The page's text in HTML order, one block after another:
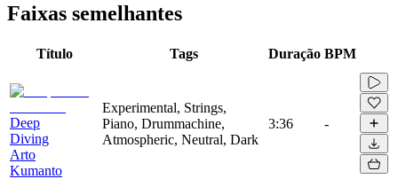
Faixas semelhantes
Título Tags Duração BPM
Deep
Diving
Arto
Kumanto
Experimental, Strings,
Piano, Drummachine,
Atmospheric, Neutral, Dark
3:36 -